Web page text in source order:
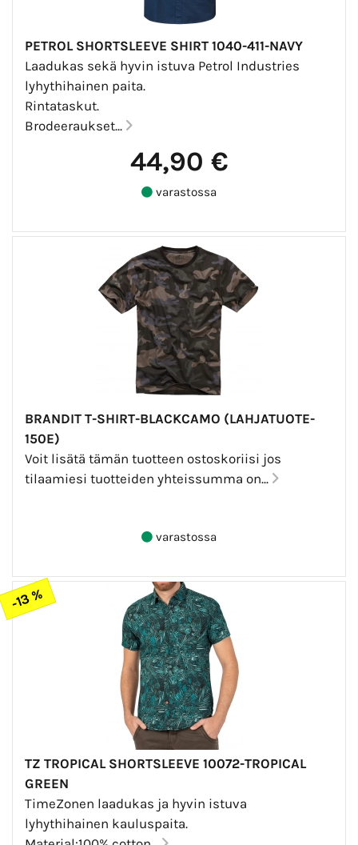
PETROL SHORTSLEEVE SHIRT 1040-411-NAVY
Laadukas sekä hyvin istuva Petrol Industries
lyhythihainen paita.
Rintataskut.
Brodeeraukset...
44,90 €
varastossa
BRANDIT T-SHIRT-BLACKCAMO (LAHJATUOTE-
150E)
Voit lisätä tämän tuotteen ostoskoriisi jos
tilaamiesi tuotteiden yhteissumma on...
varastossa
-13 %
TZ TROPICAL SHORTSLEEVE 10072-TROPICAL
GREEN
TimeZonen laadukas ja hyvin istuva
lyhythihainen kauluspaita.